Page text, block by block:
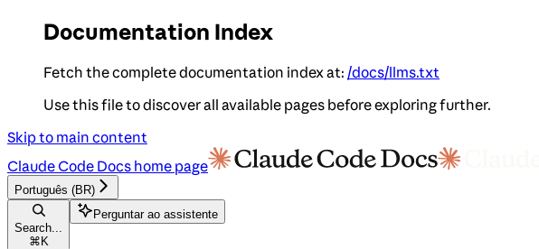
Documentation Index
Fetch the complete documentation index at: /docs/llms.txt
Use this file to discover all available pages before exploring further.
Skip to main content
Claude Code Docs home page
Português (BR)
Search...
⌘ K
Perguntar ao assistente